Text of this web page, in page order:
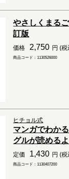
やさしくまる
訂版
価格 2,750 円 (
商品コード：1130526000
ヒチョル式
マンガでわか
グルが読める
定価 1,430 円 (
商品コード：1130407200